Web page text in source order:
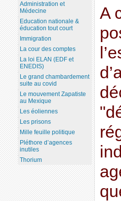
A
Administration et
Médecine
Education nationale &
éducation tout court
Immigration
La cour des comptes
La loi ELAN (EDF et
ENEDIS)
Le grand chambardement
suite au covid
Le mouvement Zapatiste
au Mexique
Les éoliennes
Les prisons
Mille feuille politique
Pléthore d’agences
inutiles
Thorium